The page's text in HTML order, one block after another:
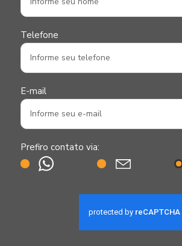
Telefone
E-mail
Prefiro contato via: